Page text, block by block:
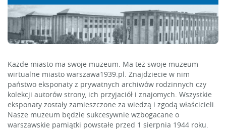
Każde miasto ma swoje muzeum. Ma też swoje muzeum
wirtualne miasto warszawa1939.pl. Znajdziecie w nim
państwo eksponaty z prywatnych archiwów rodzinnych czy
kolekcji autorów strony, ich przyjaciół i znajomych. Wszystkie
eksponaty zostały zamieszczone za wiedzą i zgodą właścicieli.
Nasze muzeum będzie sukcesywnie wzbogacane o
warszawskie pamiątki powstałe przed 1 sierpnia 1944 roku.